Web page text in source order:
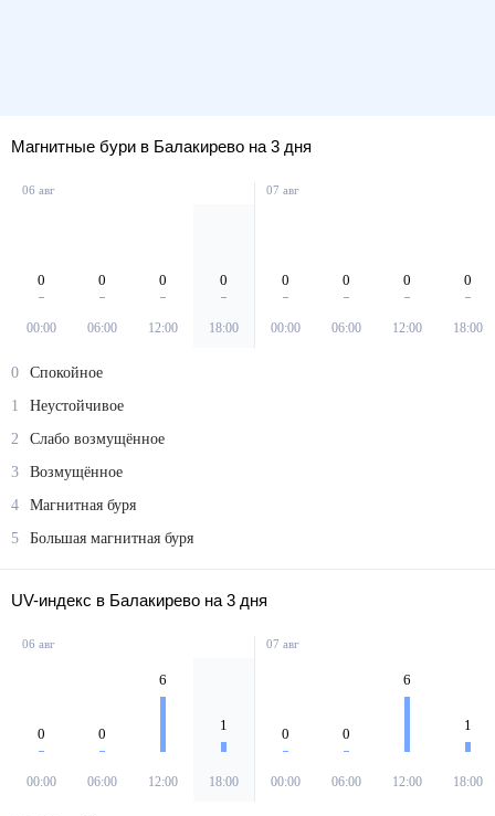
Магнитные бури в Балакирево на 3 дня
06 авг
0
00:00
0
06:00
0
12:00
0
18:00
07 авг
0
00:00
0
06:00
0
12:00
0
18:00
0
Спокойное
1
Неустойчивое
2
Слабо возмущённое
3
Возмущённое
4
Магнитная буря
5
Большая магнитная буря
UV-индекс в Балакирево на 3 дня
06 авг
0
00:00
0
06:00
6
12:00
1
18:00
07 авг
0
00:00
0
06:00
6
12:00
1
18:00